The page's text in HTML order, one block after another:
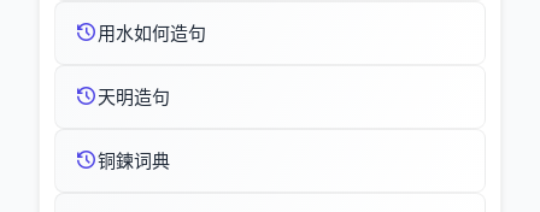
用水如何造句
天明造句
铜鍊词典